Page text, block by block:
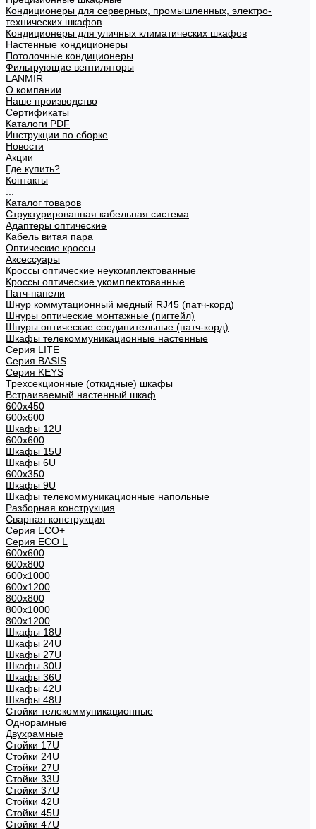
Кондиционеры для серверных, промышленных, электро-
технических шкафов
Кондиционеры для уличных климатических шкафов
Настенные кондиционеры
Потолочные кондиционеры
Фильтрующие вентиляторы
LANMIR
О компании
Наше производство
Сертификаты
Каталоги PDF
Инструкции по сборке
Новости
Акции
Где купить?
Контакты
Каталог товаров
Структурированная кабельная система
Адаптеры оптические
Кабель витая пара
Оптические кроссы
Аксессуары
Кроссы оптические неукомплектованные
Кроссы оптические укомплектованные
Патч-панели
Шнур коммутационный медный RJ45 (патч-корд)
Шнуры оптические монтажные (пигтейл)
Шнуры оптические соединительные (патч-корд)
Шкафы телекоммуникационные настенные
Cерия LITE
Cерия BASIS
Cерия KEYS
Трехсекционные (откидные) шкафы
Встраиваемый настенный шкаф
600x450
600x600
Шкафы 12U
600x600
Шкафы 15U
Шкафы 6U
600x350
Шкафы 9U
Шкафы телекоммуникационные напольные
Разборная конструкция
Сварная конструкция
Серия ECO+
Серия ECO L
600x600
600x800
600х1000
600х1200
800x800
800х1000
800х1200
Шкафы 18U
Шкафы 24U
Шкафы 27U
Шкафы 30U
Шкафы 36U
Шкафы 42U
Шкафы 48U
Стойки телекоммуникационные
Однорамные
Двухрамные
Стойки 17U
Стойки 24U
Стойки 27U
Стойки 33U
Стойки 37U
Стойки 42U
Стойки 45U
Стойки 47U